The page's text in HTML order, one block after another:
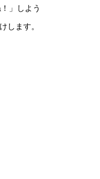
」しよう
します。